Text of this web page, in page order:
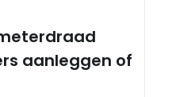
aanleggen of